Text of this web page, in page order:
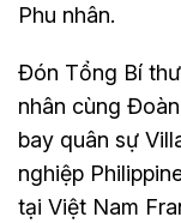
Phu nhân.
Đón Tổng Bí
nhân cùng
bay quân sự
nghiệp
tại Việt Nam